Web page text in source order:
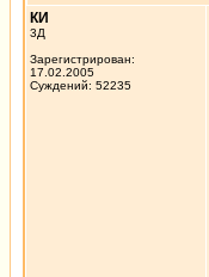
КИ
3Д
Зарегистрирован:
17.02.2005
Суждений: 52235